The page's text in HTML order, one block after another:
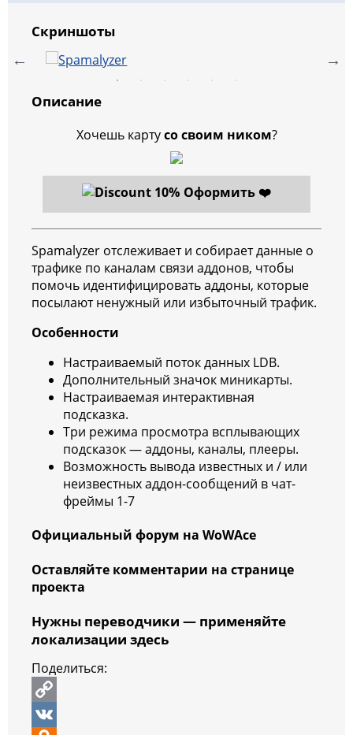
Скриншоты
Описание
Хочешь картусо своим ником?
Оформить ❤️
Spamalyzer отслеживает и собирает данные о
трафике по каналам связи аддонов, чтобы
помочь идентифицировать аддоны, которые
посылают ненужный или избыточный трафик.
Особенности
Настраиваемый поток данных LDB.
Дополнительный значок миникарты.
Настраиваемая интерактивная
подсказка.
Три режима просмотра всплывающих
подсказок — аддоны, каналы, плееры.
Возможность вывода известных и / или
неизвестных аддон-сообщений в чат-
фреймы 1-7
Официальный форум на WoWAce
Оставляйте комментарии на странице
проекта
Нужны переводчики — применяйте
локализации здесь
Поделиться:
C